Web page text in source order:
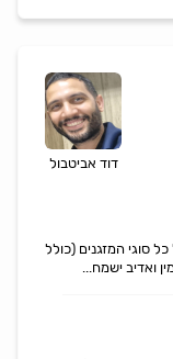
דוד אביטבול
כל סוגי המזגנים (כולל
ואדיב ישמח...